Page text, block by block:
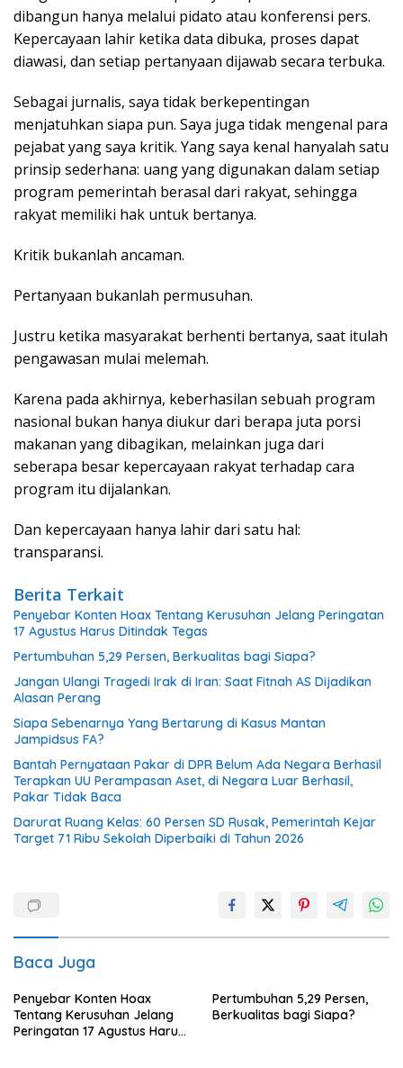
dibangun hanya melalui pidato atau konferensi pers.
Kepercayaan lahir ketika data dibuka, proses dapat
diawasi, dan setiap pertanyaan dijawab secara terbuka.
Sebagai jurnalis, saya tidak berkepentingan
menjatuhkan siapa pun. Saya juga tidak mengenal para
pejabat yang saya kritik. Yang saya kenal hanyalah satu
prinsip sederhana: uang yang digunakan dalam setiap
program pemerintah berasal dari rakyat, sehingga
rakyat memiliki hak untuk bertanya.
Kritik bukanlah ancaman.
Pertanyaan bukanlah permusuhan.
Justru ketika masyarakat berhenti bertanya, saat itulah
pengawasan mulai melemah.
Karena pada akhirnya, keberhasilan sebuah program
nasional bukan hanya diukur dari berapa juta porsi
makanan yang dibagikan, melainkan juga dari
seberapa besar kepercayaan rakyat terhadap cara
program itu dijalankan.
Dan kepercayaan hanya lahir dari satu hal:
transparansi.
Berita Terkait
Penyebar Konten Hoax Tentang Kerusuhan Jelang Peringatan
17 Agustus Harus Ditindak Tegas
Pertumbuhan 5,29 Persen, Berkualitas bagi Siapa?
Jangan Ulangi Tragedi Irak di Iran: Saat Fitnah AS Dijadikan
Alasan Perang
Siapa Sebenarnya Yang Bertarung di Kasus Mantan
Jampidsus FA?
Bantah Pernyataan Pakar di DPR Belum Ada Negara Berhasil
Terapkan UU Perampasan Aset, di Negara Luar Berhasil,
Pakar Tidak Baca
Darurat Ruang Kelas: 60 Persen SD Rusak, Pemerintah Kejar
Target 71 Ribu Sekolah Diperbaiki di Tahun 2026
Baca Juga
Penyebar Konten Hoax
Tentang Kerusuhan Jelang
Peringatan 17 Agustus Harus
Pertumbuhan 5,29 Persen,
Berkualitas bagi Siapa?